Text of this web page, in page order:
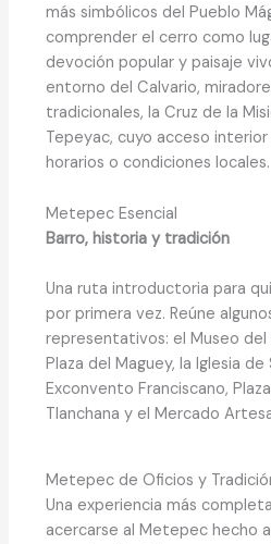
más simbólicos del Pueblo
comprender el cerro como
devoción popular y paisaje
entorno del Calvario,
tradicionales, la Cruz de la
Tepeyac, cuyo acceso
horarios o condiciones locales.
Metepec Esencial
Barro, historia y tradición
Una ruta introductoria para
por primera vez. Reúne
representativos: el Museo del
Plaza del Maguey, la Iglesia
Exconvento Franciscano,
Tlanchana y el Mercado
Metepec de Oficios y
Una experiencia más
acercarse al Metepec hecho